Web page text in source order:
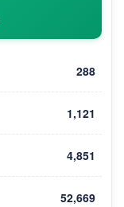
288
1,121
4,851
52,669